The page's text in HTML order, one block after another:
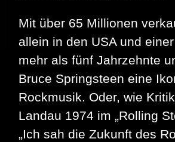
Mit über 65 Millionen
allein in den USA und
mehr als fünf Jahrzehnte
Bruce Springsteen eine
Rockmusik. Oder, wie
Landau 1974 im „Rolling
„Ich sah die Zukunft des